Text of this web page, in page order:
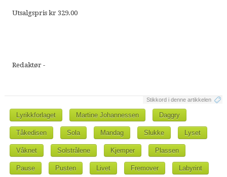
Utsalgspris kr 329.00
Redaktør -
Stikkord i denne artikkelen
Lyrikkforlaget Martine Johannessen Daggry
Tåkedisen Sola Mandag Slukke Lyset
Våknet Solstrålene Kjemper Plassen
Pause Pusten Livet Fremover Labyrint